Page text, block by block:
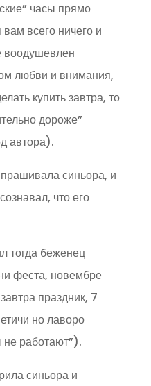
часы прямо
всего ничего и
воодушевлен
любви и внимания,
купить завтра, то
дороже”
автора).
синьора, и
что его
тогда беженец
феста, новембре
праздник, 7
но лаворо
не работают”).
синьора и